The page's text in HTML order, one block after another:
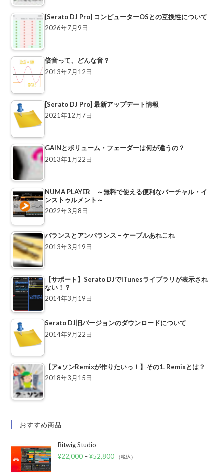
[Serato DJ Pro] コンピューターOSとの互換性について
2026年7月9日
倍音って、どんな音？
2013年7月12日
[Serato DJ Pro] 最新アップデート情報
2021年12月7日
GAINとボリューム・フェーダーは何が違うの？
2013年1月22日
NUMA PLAYER ～無料で使える便利なバーチャル・イ
ンストゥルメント～
2022年3月8日
バランスとアンバランス – ケーブルあれこれ
2013年3月19日
【サポート】Serato DJでiTunesライブラリが表示され
ない！？
2014年3月19日
Serato DJ旧バージョンのダウンロードについて
2014年9月22日
【ア●ソンRemixが作りたいっ！】その1. Remixとは？
2018年3月15日
おすすめ商品
Bitwig Studio
¥22,000 –¥52,800 （税込）